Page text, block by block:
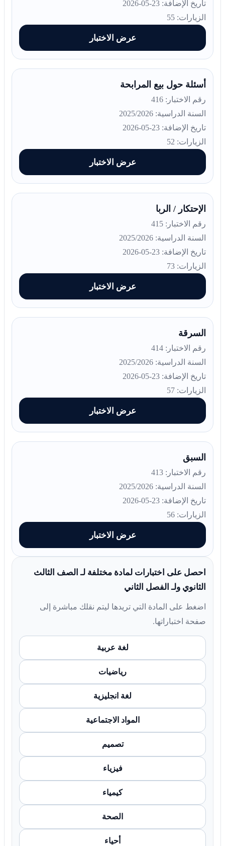
تاريخ الإضافة: 23-05-2026
الزيارات: 55
عرض الاختبار
أسئلة حول بيع المرابحة
رقم الاختبار: 416
السنة الدراسية: 2025/2026
تاريخ الإضافة: 23-05-2026
الزيارات: 52
عرض الاختبار
الإحتكار / الربا
رقم الاختبار: 415
السنة الدراسية: 2025/2026
تاريخ الإضافة: 23-05-2026
الزيارات: 73
عرض الاختبار
السرقة
رقم الاختبار: 414
السنة الدراسية: 2025/2026
تاريخ الإضافة: 23-05-2026
الزيارات: 57
عرض الاختبار
السبق
رقم الاختبار: 413
السنة الدراسية: 2025/2026
تاريخ الإضافة: 23-05-2026
الزيارات: 56
عرض الاختبار
احصل على اختبارات لمادة مختلفة لـ الصف الثالث
الثانوي ولـ الفصل الثاني
اضغط على المادة التي تريدها ليتم نقلك مباشرة إلى
صفحة اختباراتها.
لغة عربية
رياضيات
لغة انجليزية
المواد الاجتماعية
تصميم
فيزياء
كيمياء
الصحة
أحياء